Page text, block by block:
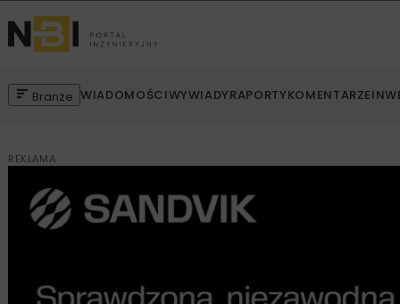
Branże WIADOMOŚCIWYWIADYRAPORTYKOMENTARZE
REKLAMA